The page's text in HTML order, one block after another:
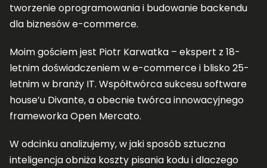
tworzenie oprogramowania i budowanie backendu
dla biznesów e-commerce.
Moim gościem jest Piotr Karwatka – ekspert z 18-
letnim doświadczeniem w e-commerce i blisko 25-
letnim w branży IT. Współtwórca sukcesu software
house’u Divante, a obecnie twórca innowacyjnego
frameworka Open Mercato.
W odcinku analizujemy, w jaki sposób sztuczna
inteligencja obniża koszty pisania kodu i dlaczego